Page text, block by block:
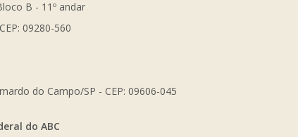
B - 11º andar
09280-560
do Campo/SP - CEP: 09606-045
do ABC